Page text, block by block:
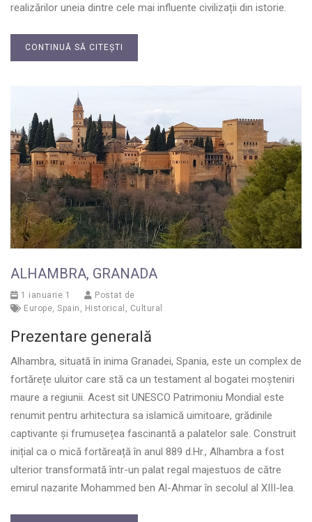
realizărilor uneia dintre cele mai influente civilizații din istorie.
CONTINUĂ SĂ CITEȘTI
ALHAMBRA, GRANADA
1 ianuarie 1
Postat de
Europe, Spain , Historical , Cultural
Prezentare generală
Alhambra, situată în inima Granadei, Spania, este un complex de
fortărețe uluitor care stă ca un testament al bogatei moșteniri
maure a regiunii. Acest sit UNESCO Patrimoniu Mondial este
renumit pentru arhitectura sa islamică uimitoare, grădinile
captivante și frumusețea fascinantă a palatelor sale. Construit
inițial ca o mică fortăreață în anul 889 d.Hr., Alhambra a fost
ulterior transformată într-un palat regal majestuos de către
emirul nazarite Mohammed ben Al-Ahmar în secolul al XIII-lea.